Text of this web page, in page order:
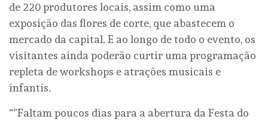
de 220 produtores locais, assim como uma
exposição das flores de corte, que abastecem o
mercado da capital. E ao longo de todo o evento, os
visitantes ainda poderão curtir uma programação
repleta de workshops e atrações musicais e
infantis.
“”Faltam poucos dias para a abertura da Festa do